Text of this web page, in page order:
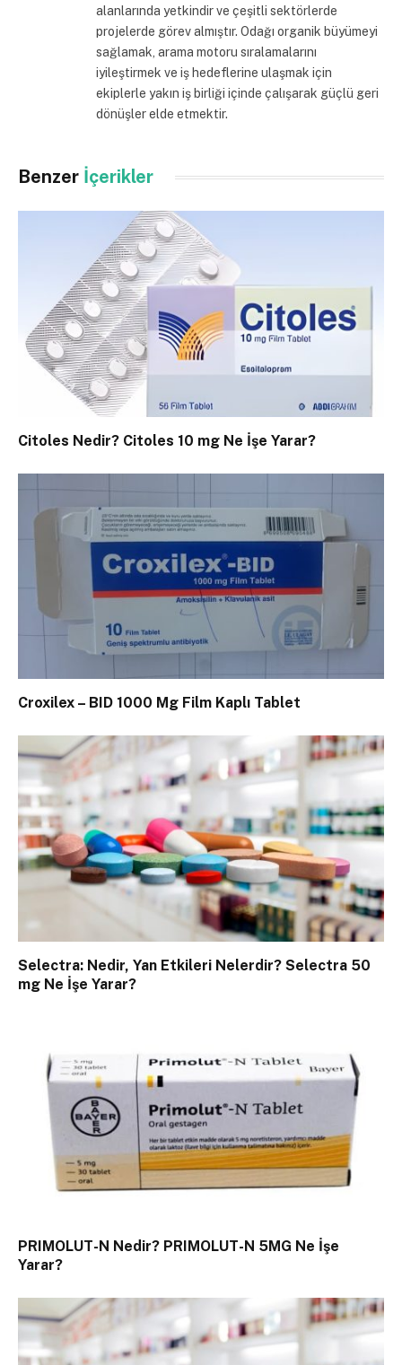
alanlarında yetkindir ve çeşitli sektörlerde
projelerde görev almıştır. Odağı organik büyümeyi
sağlamak, arama motoru sıralamalarını
iyileştirmek ve iş hedeflerine ulaşmak için
ekiplerle yakın iş birliği içinde çalışarak güçlü geri
dönüşler elde etmektir.
Benzer İçerikler
Citoles Nedir? Citoles 10 mg Ne İşe Yarar?
Croxilex – BID 1000 Mg Film Kaplı Tablet
Selectra: Nedir, Yan Etkileri Nelerdir? Selectra 50
mg Ne İşe Yarar?
PRIMOLUT-N Nedir? PRIMOLUT-N 5MG Ne İşe
Yarar?